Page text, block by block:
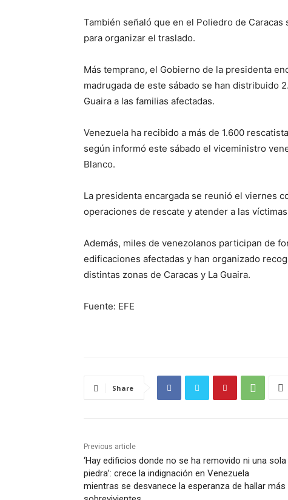
También señaló que en el Poliedro de
para organizar el traslado.
Más temprano, el Gobierno de la presidenta
madrugada de este sábado se han distribuido
Guaira a las familias afectadas.
Venezuela ha recibido a más de 1.600
según informó este sábado el viceministro
Blanco.
La presidenta encargada se reunió el viernes
operaciones de rescate y atender a las
Además, miles de venezolanos participan de
edificaciones afectadas y han organizado
distintas zonas de Caracas y La Guaira.
Fuente: EFE
Share
Previous article
‘Hay edificios donde no se ha removido ni una sola
piedra’: crece la indignación en Venezuela
mientras se desvanece la esperanza de hallar más